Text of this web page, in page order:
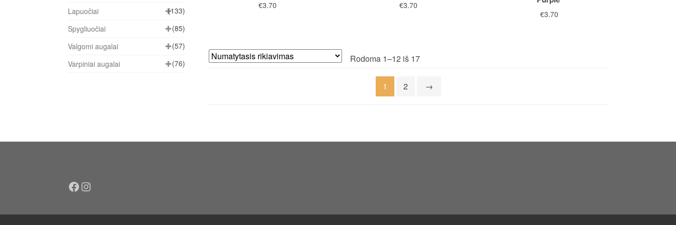
€3.70 €3.70
€3.70
Rodoma 1–12 iš 17
1 2 →
Lapuočiai
(133)
Spygliuočiai
(85)
Valgomi augalai
(57)
Varpiniai augalai
(76)
Facebook
Instagram